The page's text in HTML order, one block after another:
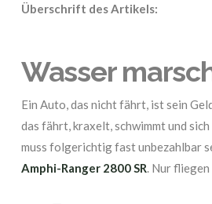
Überschrift des Artikels:
Wasser
Ein Auto, das nicht fährt, ist sein
das fährt, kraxelt, schwimmt und
muss folgerichtig fast unbezahlbar
Amphi-Ranger 2800 SR. Nur fliegen